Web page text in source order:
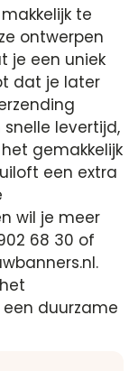
te
ontwerpen
je een uniek
dat je later
levertijd,
gemakkelijk
een extra
wil je meer
68 30 of
duurzame